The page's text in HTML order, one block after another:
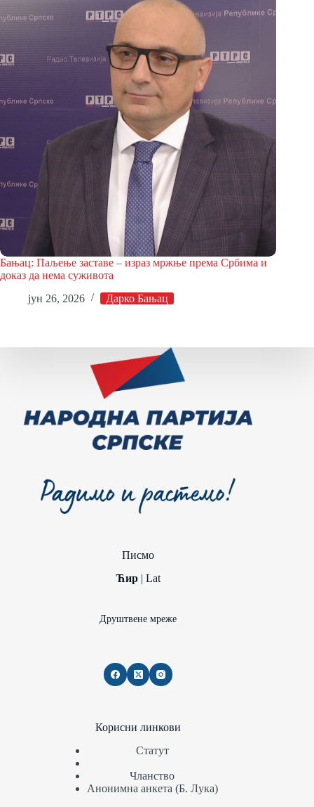
Бањац: Паљење заставе – израз мржње према Србима и
доказ да нема суживота
јун 26, 2026
Дарко Бањац
Писмо
Ћир| Lat
Друштвене мреже
Корисни линкови
Статут
Чланство
Анонимна анкета (Б. Лука)